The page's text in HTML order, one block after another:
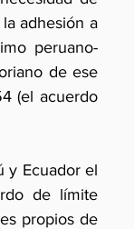
adhesión a
peruano-
de ese
(el acuerdo
y Ecuador el
de límite
propios de